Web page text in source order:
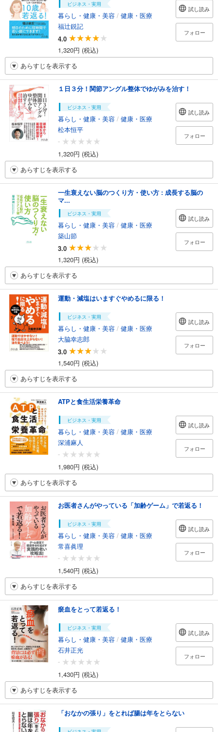
ビジネス・実用
暮らし・健康・美容 / 健康・医療
福辻鋭記
4.0
1,320円 (税込)
試し読み
フォロー
あらすじを表示する
１日３分！関節アングル整体でゆがみを治す！
ビジネス・実用
暮らし・健康・美容 / 健康・医療
松本恒平
-
1,320円 (税込)
試し読み
フォロー
あらすじを表示する
一生衰えない脳のつくり方・使い方 : 成長する脳の
マ...
ビジネス・実用
暮らし・健康・美容 / 健康・医療
築山節
3.0
1,320円 (税込)
試し読み
フォロー
あらすじを表示する
運動・減塩はいますぐやめるに限る！
ビジネス・実用
暮らし・健康・美容 / 健康・医療
大脇幸志郎
3.0
1,540円 (税込)
試し読み
フォロー
あらすじを表示する
ATPと食生活栄養革命
ビジネス・実用
暮らし・健康・美容 / 健康・医療
深浦麻人
-
1,980円 (税込)
試し読み
フォロー
あらすじを表示する
お医者さんがやっている「加齢ゲーム」で若返る！
ビジネス・実用
暮らし・健康・美容 / 健康・医療
常喜眞理
-
1,540円 (税込)
試し読み
フォロー
あらすじを表示する
瘀血をとって若返る！
ビジネス・実用
暮らし・健康・美容 / 健康・医療
石井正光
-
1,430円 (税込)
試し読み
フォロー
あらすじを表示する
「おなかの張り」をとれば腸は年をとらない